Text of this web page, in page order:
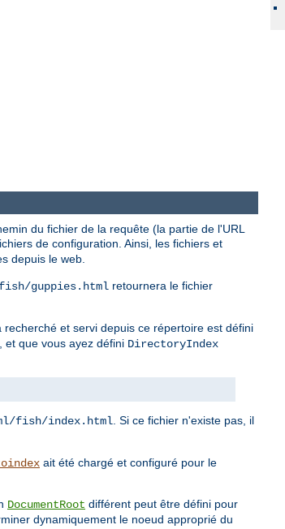
du fichier de la requête (la partie de l'URL
de configuration. Ainsi, les fichiers et
depuis le web.
fish/guppies.html retournera le fichier
et servi depuis ce répertoire est défini
et que vous ayez défini DirectoryIndex
fish/index.html . Si ce fichier n'existe pas, il
ait été chargé et configuré pour le
DocumentRoot différent peut être défini pour
dynamiquement le noeud approprié du